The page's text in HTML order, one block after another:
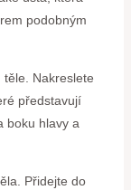
podobným
Nakreslete
představují
boku hlavy a
Přidejte do